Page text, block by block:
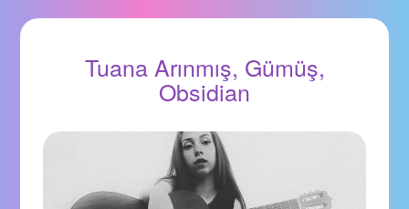
Tuana Arınmış, Gümüş,
Obsidian